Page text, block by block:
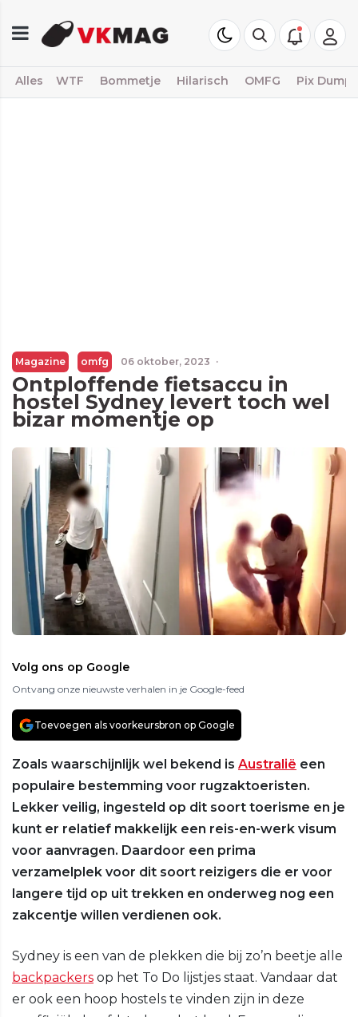
Alles WTF Bommetje Hilarisch OMFG Pix Dump
Magazine omfg 06 oktober, 2023 ·
Ontploffende fietsaccu in
hostel Sydney levert toch wel
bizar momentje op
Volg ons op Google
Ontvang onze nieuwste verhalen in je Google-feed
Toevoegen als voorkeursbron op Google
Zoals waarschijnlijk wel bekend is Australië een
populaire bestemming voor rugzaktoeristen.
Lekker veilig, ingesteld op dit soort toerisme en je
kunt er relatief makkelijk een reis-en-werk visum
voor aanvragen. Daardoor een prima
verzamelplek voor dit soort reizigers die er voor
langere tijd op uit trekken en onderweg nog een
zakcentje willen verdienen ook.
Sydney is een van de plekken die bij zo’n beetje alle
backpackers op het To Do lijstjes staat. Vandaar dat
er ook een hoop hostels te vinden zijn in deze